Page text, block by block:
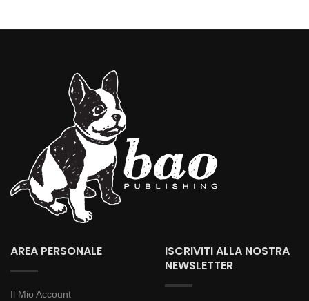
AREA PERSONALE
Il Mio Account
ISCRIVITI ALLA NOSTRA
NEWSLETTER